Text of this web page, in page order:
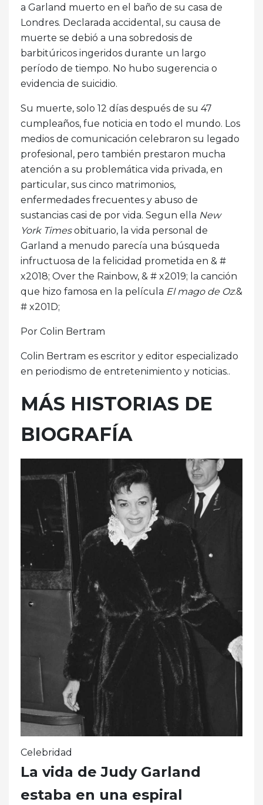
a Garland muerto en el baño de su casa de
Londres. Declarada accidental, su causa de
muerte se debió a una sobredosis de
barbitúricos ingeridos durante un largo
período de tiempo. No hubo sugerencia o
evidencia de suicidio.
Su muerte, solo 12 días después de su 47
cumpleaños, fue noticia en todo el mundo. Los
medios de comunicación celebraron su legado
profesional, pero también prestaron mucha
atención a su problemática vida privada, en
particular, sus cinco matrimonios,
enfermedades frecuentes y abuso de
sustancias casi de por vida. Segun ella New
York Timesobituario, la vida personal de
Garland a menudo parecía una búsqueda
infructuosa de la felicidad prometida en & #
x2018; Over the Rainbow, & # x2019; la canción
que hizo famosa en la película El mago de Oz.&
# x201D;
Por Colin Bertram
Colin Bertram es escritor y editor especializado
en periodismo de entretenimiento y noticias..
MÁS HISTORIAS DE
BIOGRAFÍA
Celebridad
La vida de Judy Garland
estaba en una espiral